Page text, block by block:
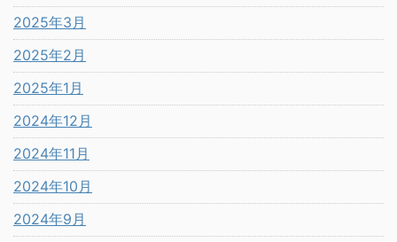
2025年3月
2025年2月
2025年1月
2024年12月
2024年11月
2024年10月
2024年9月